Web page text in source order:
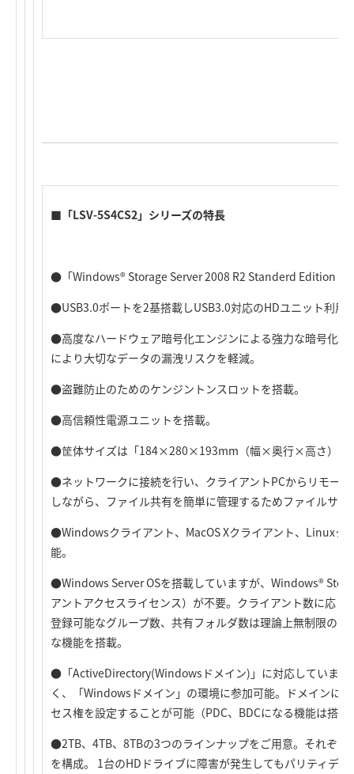
■「LSV-5S4CS2」シリーズの特長
●「Windows® Storage Server 2008 R2 Standerd Edition を
●USB3.0ポートを2基搭載しUSB3.0対応のHDユニット利用
●高度なハードウェア暗号化エンジンによる強力な暗号化
により大切なデータの漏洩リスクを軽減。
●盗難防止のためのケンジントンスロットを搭載。
●高信頼性電源ユニットを搭載。
●筐体サイズは「184×280×193mm（幅×奥行×高さ）」
●ネットワークに接続を行い、クライアントPCからリモー
しながら、ファイル共有を簡単に管理するためファイルサー
●Windowsクライアント、MacOS Xクライアント、Linuxク
能。
●Windows Server OSを搭載していますが、Windows®
アントアクセスライセンス）が不要。クライアント数に応じ
登録可能なグループ数、共有フォルダ数は理論上無制限の
な機能を搭載。
●「ActiveDirectory(Windowsドメイン)」に対応しています
く、「Windowsドメイン」の環境に参加可能。ドメインに
セス権を設定することが可能（PDC、BDCになる機能は搭
●2TB、4TB、8TBの3つのラインナップをご用意。それぞれ
を構成。 1台のHDドライブに障害が発生してもパリティデ